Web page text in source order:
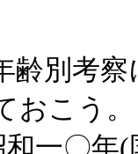
別考察
おこう。
和一〇年